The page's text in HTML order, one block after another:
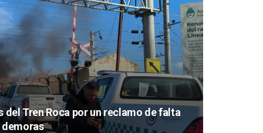
del Tren Roca por un reclamo de falta